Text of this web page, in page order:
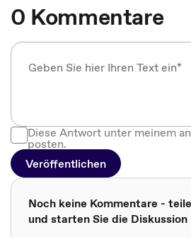
0 Kommentare
Diese Antwort unter meinem
posten.
Veröffentlichen
Noch keine Kommentare -
und starten Sie die Diskussion